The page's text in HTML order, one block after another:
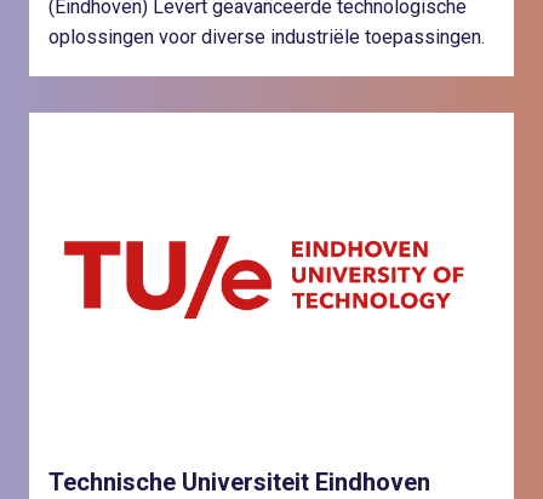
(Eindhoven) Levert geavanceerde technologische
oplossingen voor diverse industriële toepassingen.
Technische Universiteit Eindhoven